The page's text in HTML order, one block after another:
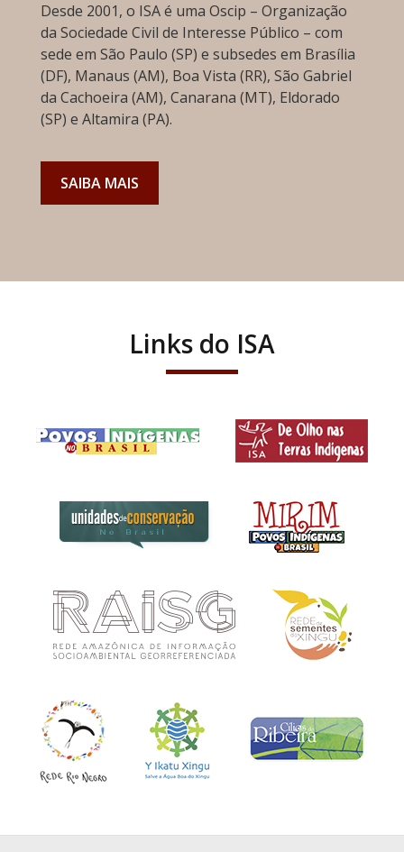
Desde 2001, o ISA é uma Oscip – Organização
da Sociedade Civil de Interesse Público – com
sede em São Paulo (SP) e subsedes em Brasília
(DF), Manaus (AM), Boa Vista (RR), São Gabriel
da Cachoeira (AM), Canarana (MT), Eldorado
(SP) e Altamira (PA).
SAIBA MAIS
Links do ISA